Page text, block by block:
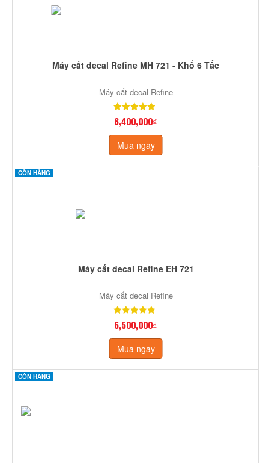
Máy cắt decal Refine MH 721 - Khổ 6 Tấc
Máy cắt decal Refine
6,400,000₫
Mua ngay
CÒN HÀNG
Máy cắt decal Refine EH 721
Máy cắt decal Refine
6,500,000₫
Mua ngay
CÒN HÀNG